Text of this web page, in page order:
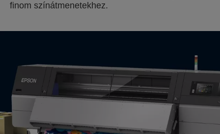
finom színátmenetekhez.